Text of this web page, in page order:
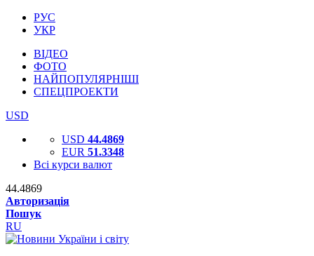
РУС
УКР
ВІДЕО
ФОТО
НАЙПОПУЛЯРНІШІ
СПЕЦПРОЕКТИ
USD
USD 44.4869
EUR 51.3348
Всі курси валют
44.4869
Авторизація
Пошук
RU